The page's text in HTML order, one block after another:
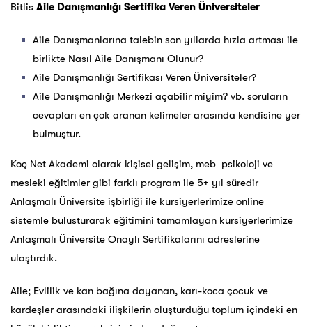
Bitlis Aile Danışmanlığı Sertifika Veren Üniversiteler
Aile Danışmanlarına talebin son yıllarda hızla artması ile
birlikte Nasıl Aile Danışmanı Olunur?
Aile Danışmanlığı Sertifikası Veren Üniversiteler?
Aile Danışmanlığı Merkezi açabilir miyim? vb. soruların
cevapları en çok aranan kelimeler arasında kendisine yer
bulmuştur.
Koç Net Akademi olarak kişisel gelişim, meb psikoloji ve
mesleki eğitimler gibi farklı program ile 5+ yıl süredir
Anlaşmalı Üniversite işbirliği ile kursiyerlerimize online
sistemle bulusturarak eğitimini tamamlayan kursiyerlerimize
Anlaşmalı Üniversite Onaylı Sertifikalarını adreslerine
ulaştırdık.
Aile; Evlilik ve kan bağına dayanan, karı-koca çocuk ve
kardeşler arasındaki ilişkilerin oluşturduğu toplum içindeki en